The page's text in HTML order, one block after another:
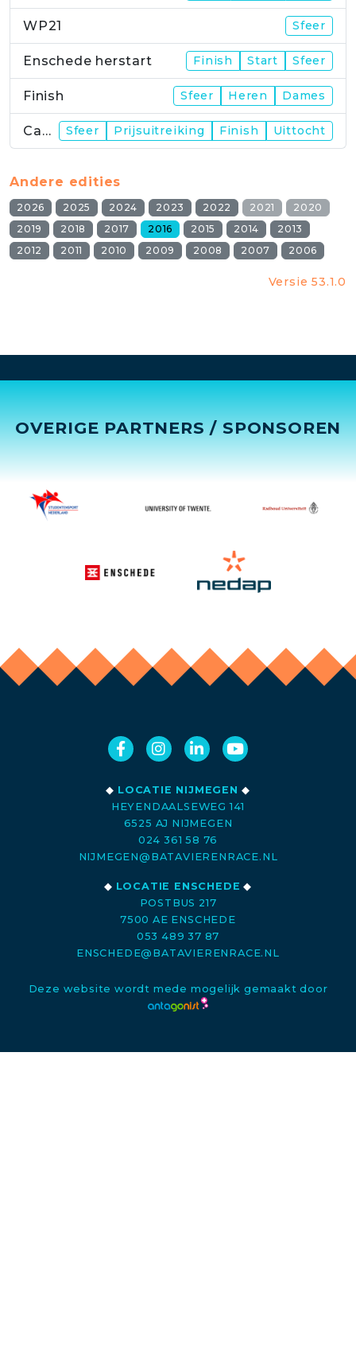
WP21 Sfeer
Enschede herstart Finish Start Sfeer
Finish Sfeer Heren Dames
Campus Sfeer Prijsuitreiking Finish Uittocht
Andere edities
2026 2025 2024 2023 2022 2021
2020
2019
2018 2017 2016 2015 2014
2013
2012
2011 2010 2009 2008 2007 2006
Versie 53.1.0
OVERIGE PARTNERS / SPONSOREN
◆ LOCATIE NIJMEGEN ◆
HEYENDAALSEWEG 141
6525 AJ NIJMEGEN
024 361 58 76
NIJMEGEN@BATAVIERENRACE.NL
◆ LOCATIE ENSCHEDE ◆
POSTBUS 217
7500 AE ENSCHEDE
053 489 37 87
ENSCHEDE@BATAVIERENRACE.NL
Deze website wordt mede mogelijk gemaakt door